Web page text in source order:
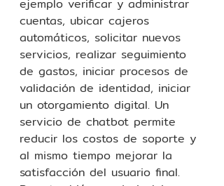
ejemplo verificar y administrar
cuentas, ubicar cajeros
automáticos, solicitar nuevos
servicios, realizar seguimiento
de gastos, iniciar procesos de
validación de identidad, iniciar
un otorgamiento digital. Un
servicio de chatbot permite
reducir los costos de soporte y
al mismo tiempo mejorar la
satisfacción del usuario final.